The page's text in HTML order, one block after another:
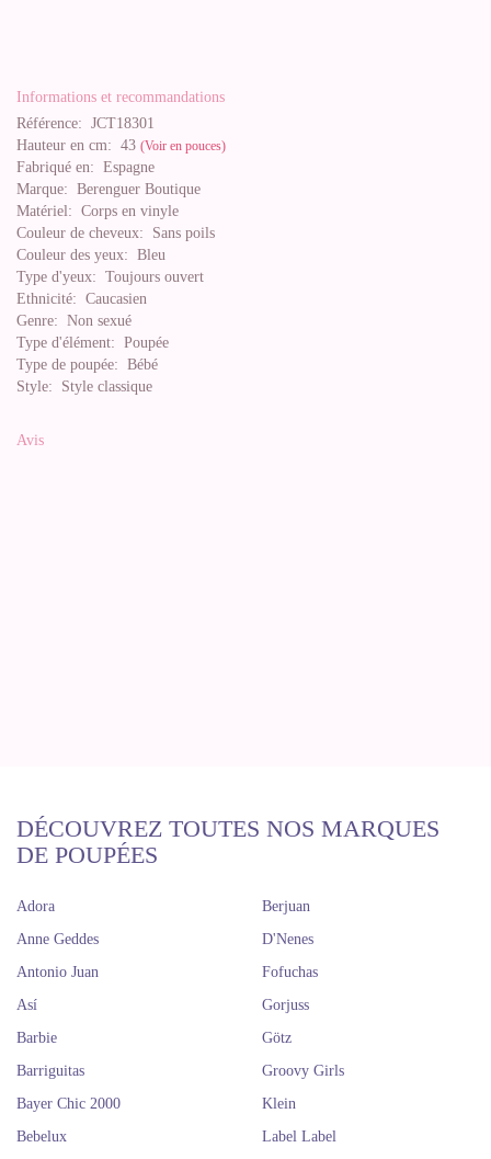
Informations et recommandations
Référence: JCT18301
Hauteur en cm: 43 (Voir en pouces)
Fabriqué en: Espagne
Marque: Berenguer Boutique
Matériel: Corps en vinyle
Couleur de cheveux: Sans poils
Couleur des yeux: Bleu
Type d'yeux: Toujours ouvert
Ethnicité: Caucasien
Genre: Non sexué
Type d'élément: Poupée
Type de poupée: Bébé
Style: Style classique
Avis
DÉCOUVREZ TOUTES NOS MARQUES
DE POUPÉES
Adora
Anne Geddes
Antonio Juan
Así
Barbie
Barriguitas
Bayer Chic 2000
Bebelux
Berjuan
D'Nenes
Fofuchas
Gorjuss
Götz
Groovy Girls
Klein
Label Label